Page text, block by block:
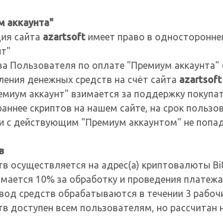
аккаунта"
сайта azartsoft имеет право в
Пользователя по оплате "Премиум
денежных средств на счёт сайта azartsoft
аккаунт" взимается за поддержку
скриптов на нашем сайте, на срок
с действующим "Премиум аккаунтом" не
осуществляется на адрес(а) криптовалюты
10% за обработку и проведения
средств обрабатываются в течении 3
доступен всем пользователям, но рассчитан